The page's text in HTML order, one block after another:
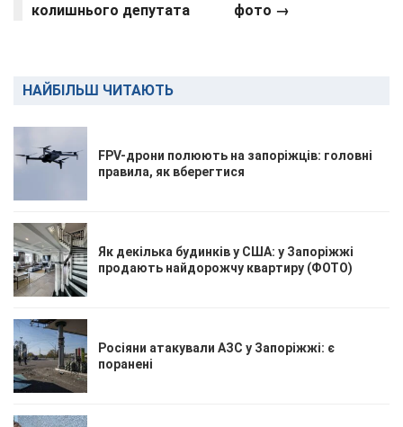
колишнього депутата
фото →
НАЙБІЛЬШ ЧИТАЮТЬ
FPV-дрони полюють на запоріжців: головні
правила, як вберегтися
Як декілька будинків у США: у Запоріжжі
продають найдорожчу квартиру (ФОТО)
Росіяни атакували АЗС у Запоріжжі: є
поранені